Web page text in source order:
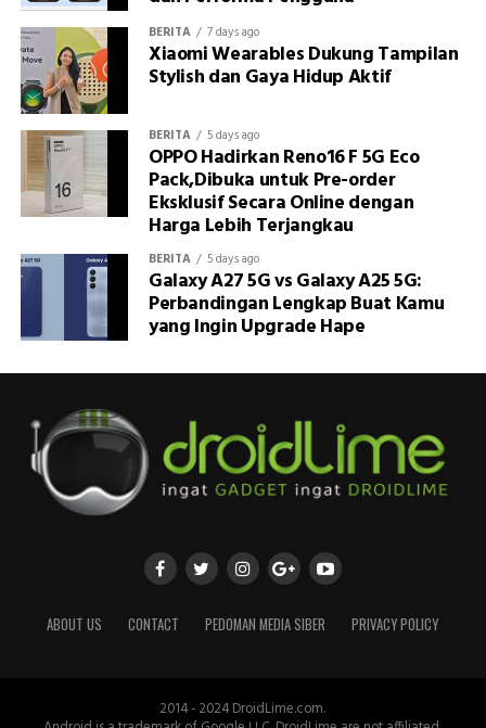
BERITA 7 days ago
Xiaomi Wearables Dukung Tampilan
Stylish dan Gaya Hidup Aktif
BERITA 5 days ago
OPPO Hadirkan Reno16 F 5G Eco
Pack,Dibuka untuk Pre-order
Eksklusif Secara Online dengan
Harga Lebih Terjangkau
BERITA 5 days ago
Galaxy A27 5G vs Galaxy A25 5G:
Perbandingan Lengkap Buat Kamu
yang Ingin Upgrade Hape
ABOUT US CONTACT PEDOMAN MEDIA SIBER PRIVACY POLICY
2014 - 2024 DroidLime.com.